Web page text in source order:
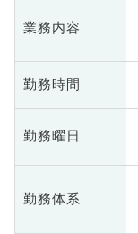
業務内容
勤務時間
勤務曜日
勤務体系